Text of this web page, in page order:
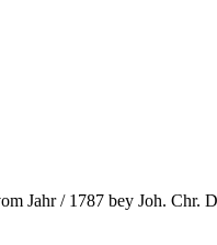
Jahr / 1787 bey Joh. Chr.